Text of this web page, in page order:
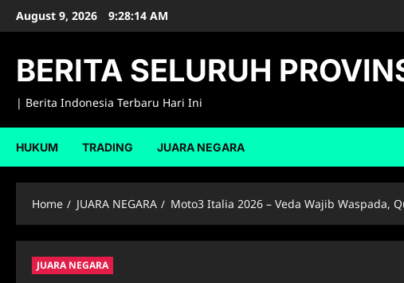
SkipAugust 9, 2026 9:28:15 AM
BERITA SELURUH
| Berita Indonesia Terbaru Hari Ini
HUKUM TRADING JUARA NEGARA
Home JUARA NEGARA Moto3 Italia 2026 – Veda Wajib Waspada,
JUARA NEGARA